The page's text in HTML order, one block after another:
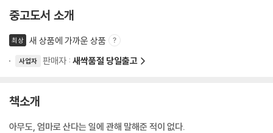
중고도서 소개
최상 새 상품에 가까운 상품
사업자 판매자 : 새싹품절 당일출고
책소개
아무도, 엄마로 산다는 일에 관해 말해준 적이 없다.